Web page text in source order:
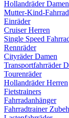
Hollandräder Damen
Mutter-Kind-Fahrrad
Einräder
Cruiser Herren
Single Speed
Rennräder
Cityräder Damen
Transportfahrräder
Tourenräder
Hollandräder Herren
Fietstrainers
Fahrradanhänger
Fahrradtrainer